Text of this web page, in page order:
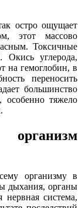
остро ощущает
этот массово
Токсичные
Окись углерода,
на гемоглобин, в
переносить
большинство
особенно тяжело
организму в
дыхания, органы
нервная система,